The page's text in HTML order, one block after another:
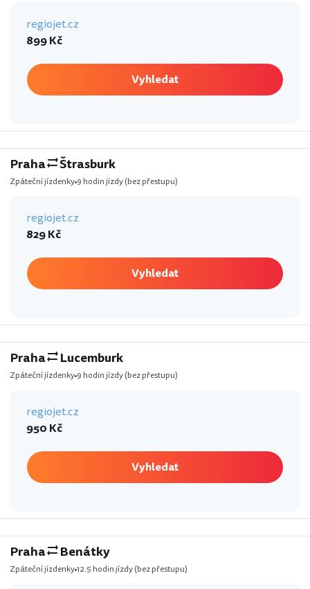
regiojet.cz
899 Kč
Vyhledat
Praha Štrasburk
Zpáteční jízdenky 9 hodin jízdy(bez přestupu)
regiojet.cz
829 Kč
Vyhledat
Praha Lucemburk
Zpáteční jízdenky 9 hodin jízdy(bez přestupu)
regiojet.cz
950 Kč
Vyhledat
Praha Benátky
Zpáteční jízdenky12.5 hodin jízdy(bez přestupu)